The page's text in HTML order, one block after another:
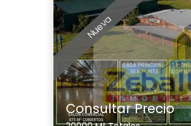
Nueva
Consultar Precio